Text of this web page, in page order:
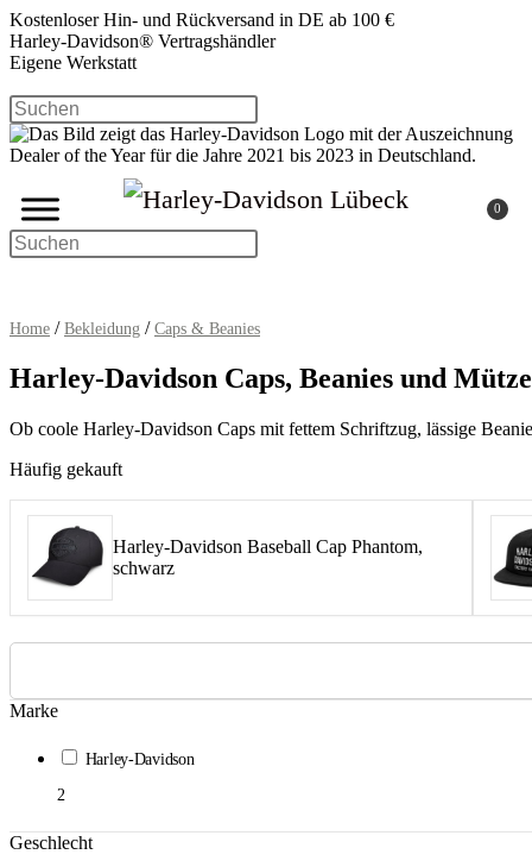
Zum
Inhalt
springen
Kostenloser Hin- und Rückversand in DE ab 100 €
Harley-Davidson® Vertragshändler
Eigene Werkstatt
Press
Escape
to
close
the
search
panel.
0
Press
Escape
the
panel.
Home / Bekleidung / Caps & Beanies
Harley-Davidson Caps, Beanies und
Ob coole Harley-Davidson Caps mit fettem Schriftzug, lässige
Häufig gekauft
Harley-Davidson Baseball Cap Phantom,
schwarz
Marke
Harley-Davidson
2
Geschlecht